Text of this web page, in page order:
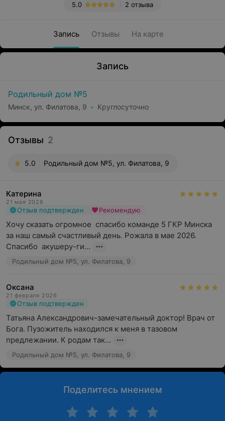
2 отзыва
5.0
Запись Отзывы На карте
Запись
Родильный дом №5
Минск, ул. Филатова, 9 Круглосуточно
Отзывы 2
5.0 Родильный дом №5, ул. Филатова, 9
Катерина
21 мая 2026
Отзыв подтвержден Рекомендую
Хочу сказать огромное  спасибо команде 5 ГКР Минска
за наш самый счастливый день. Рожала в мае 2026.
Спасибо  акушеру-ги...
Родильный дом №5, ул. Филатова, 9
Оксана
21 февраля 2026
Отзыв подтвержден
Татьяна Александрович-замечательный доктор! Врач от
Бога. Пузожитель находился к меня в тазовом
предлежании. К родам так...
Родильный дом №5, ул. Филатова, 9
Поделитесь мнением